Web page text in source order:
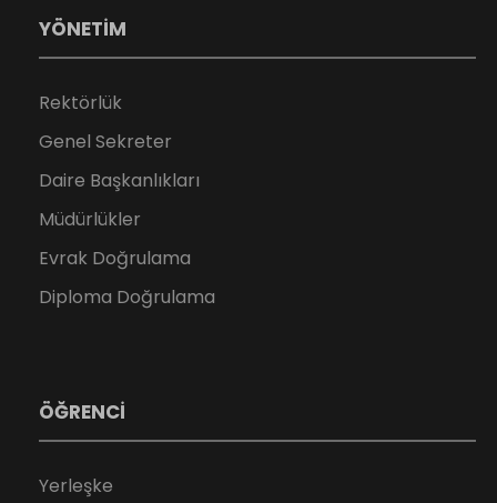
YÖNETİM
Rektörlük
Genel Sekreter
Daire Başkanlıkları
Müdürlükler
Evrak Doğrulama
Diploma Doğrulama
ÖĞRENCİ
Yerleşke